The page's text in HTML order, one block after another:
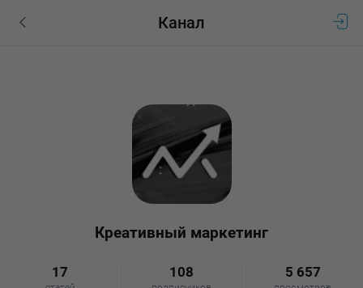
Канал
Креативный маркетинг
17 108 5 657